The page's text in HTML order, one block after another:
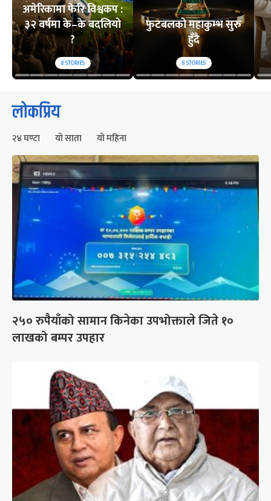
अमेरिकामा फेरि विश्वकप :
३२ वर्षमा के–के बदलियो
?
8STORIES
फुटबलको महाकुम्भ सुरु
हुँदै
8STORIES
लोकप्रिय
२४ घण्टा यो साता यो महिना
२५० रुपैयाँको सामान किनेका उपभोक्ताले जिते १०
लाखको बम्पर उपहार